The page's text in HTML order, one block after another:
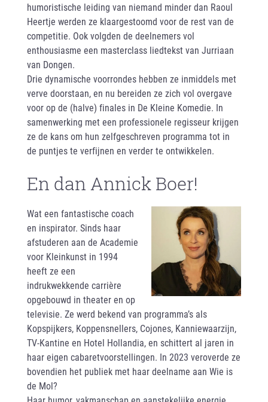
humoristische leiding van niemand minder dan Raoul
Heertje werden ze klaargestoomd voor de rest van de
competitie. Ook volgden de deelnemers vol
enthousiasme een masterclass liedtekst van Jurriaan
van Dongen.
Drie dynamische voorrondes hebben ze inmiddels met
verve doorstaan, en nu bereiden ze zich vol overgave
voor op de (halve) finales in De Kleine Komedie. In
samenwerking met een professionele regisseur krijgen
ze de kans om hun zelfgeschreven programma tot in
de puntjes te verfijnen en verder te ontwikkelen.
En dan Annick Boer!
Wat een fantastische coach
en inspirator. Sinds haar
afstuderen aan de Academie
voor Kleinkunst in 1994
heeft ze een
indrukwekkende carrière
opgebouwd in theater en op
televisie. Ze werd bekend van programma’s als
Kopspijkers, Koppensnellers, Cojones, Kanniewaarzijn,
TV-Kantine en Hotel Hollandia, en schittert al jaren in
haar eigen cabaretvoorstellingen. In 2023 veroverde ze
bovendien het publiek met haar deelname aan Wie is
de Mol?